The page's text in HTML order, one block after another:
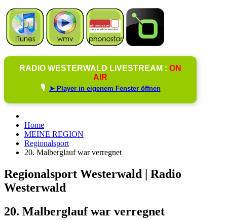
RADIO WESTERWALD LIVESTREAM : ON
AIR
🎙️ ➤ Player in eigenem Fenster öffnen
Home
MEINE REGION
Regionalsport
20. Malberglauf war verregnet
Regionalsport Westerwald | Radio
Westerwald
20. Malberglauf war verregnet